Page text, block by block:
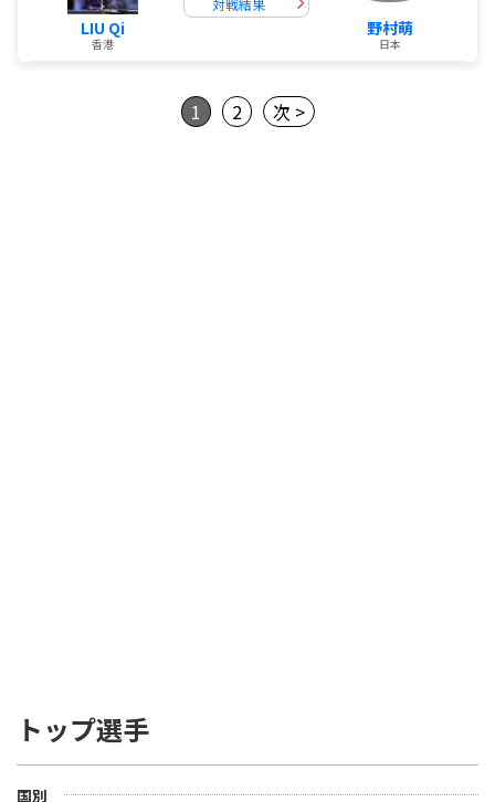
LIU Qi
香港
対戦結果
野村萌
日本
1 2 次 >
トップ選手
国別